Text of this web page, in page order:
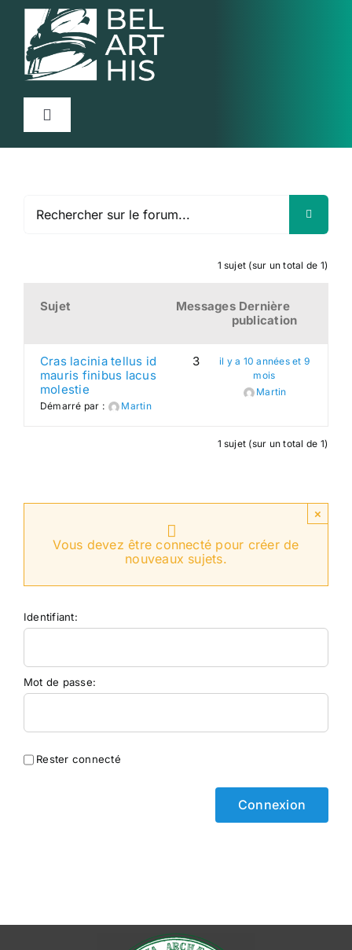
Skip
content
Toggle
Accueil
Ressources
Search
for:
1 sujet (sur un total de 1)
Sujet Messages Dernière
publication
Cras lacinia tellus id
mauris finibus lacus
molestie
Démarré par : Martin
3
il y a 10 années et 9
mois
Martin
1 sujet (sur un total de 1)
×
Vous devez être connecté pour créer de
nouveaux sujets.
Identifiant:
Mot de passe:
Rester connecté
Connexion